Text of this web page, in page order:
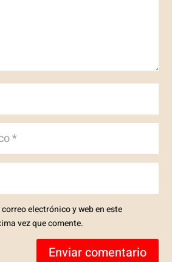
electrónico y web en este
vez que comente.
Enviar comentario